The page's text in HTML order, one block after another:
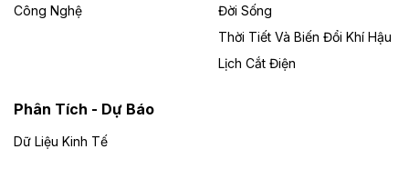
UBND TP Đồng Nai cho Công ty Amata thuê gần 59 ha
đất để đầu tư khu công nghiệp công nghệ cao Long
Đề xuất hỗ trợ 20.000 tỷ đồng làm cao tốc
Thái Nguyên - Lạng Sơn
Công Nghệ
Đời Sống
Thời Tiết Và Biến Đổi Khí Hậu
Lịch Cắt Điện
Phân Tích - Dự Báo
Dữ Liệu Kinh Tế